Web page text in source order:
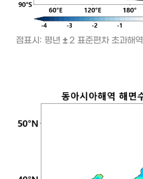
점표시: 평년 ± 2 표준편차 초과해역